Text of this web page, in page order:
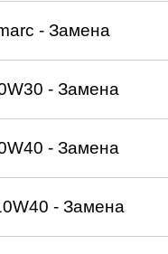
- Замена
- Замена
- Замена
- Замена